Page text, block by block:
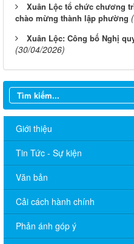
Xuân Lộc tổ chức chương
chào mừng thành lập phường
Xuân Lộc: Công bố Nghị
(30/04/2026)
Giới thiệu
Tin Tức - Sự kiện
Văn bản
Cải cách hành chính
Phản ánh góp ý